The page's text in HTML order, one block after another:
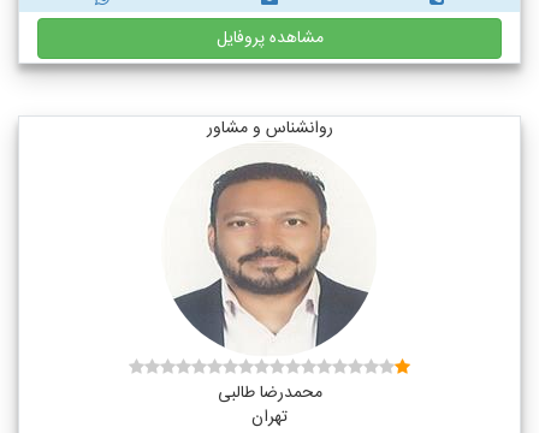
مشاهده پروفایل
روانشناس و مشاور
محمدرضا طالبی
تهران